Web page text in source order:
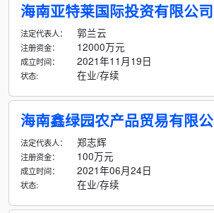
海南亚特莱国际投资有限公司
法定代表人： 郭兰云
注册资金： 12000万元
成立时间： 2021年11月19日
状态: 在业/存续
海南鑫绿园农产品贸易有限
法定代表人： 郑志辉
注册资金： 100万元
成立时间： 2021年06月24日
状态: 在业/存续